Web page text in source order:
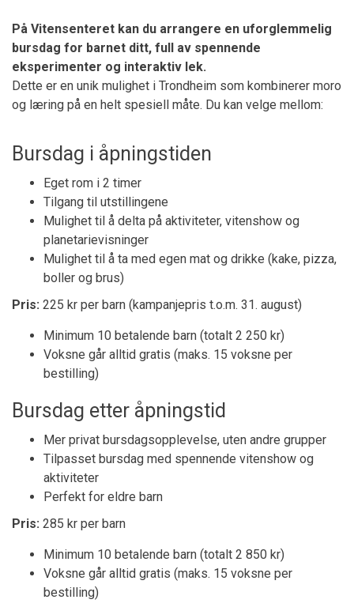
På Vitensenteret kan du arrangere en uforglemmelig
bursdag for barnet ditt, full av spennende
eksperimenter og interaktiv lek.
Dette er en unik mulighet i Trondheim som kombinerer moro
og læring på en helt spesiell måte. Du kan velge mellom:
Bursdag i åpningstiden
Eget rom i 2 timer
Tilgang til utstillingene
Mulighet til å delta på aktiviteter, vitenshow og
planetarievisninger
Mulighet til å ta med egen mat og drikke (kake, pizza,
boller og brus)
Pris: 225 kr per barn (kampanjepris t.o.m. 31. august)
Minimum 10 betalende barn (totalt 2 250 kr)
Voksne går alltid gratis (maks. 15 voksne per
bestilling)
Bursdag etter åpningstid
Mer privat bursdagsopplevelse, uten andre grupper
Tilpasset bursdag med spennende vitenshow og
aktiviteter
Perfekt for eldre barn
Pris: 285 kr per barn
Minimum 10 betalende barn (totalt 2 850 kr)
Voksne går alltid gratis (maks. 15 voksne per
bestilling)